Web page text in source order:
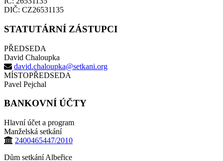
DIČ: CZ26531135
STATUTÁRNÍ ZÁSTUPCI
PŘEDSEDA
David Chaloupka
david.chaloupka@setkani.org
MÍSTOPŘEDSEDA
Pavel Pejchal
BANKOVNÍ ÚČTY
Hlavní účet a program
Manželská setkání
2400465447/2010
Dům setkání Albeřice